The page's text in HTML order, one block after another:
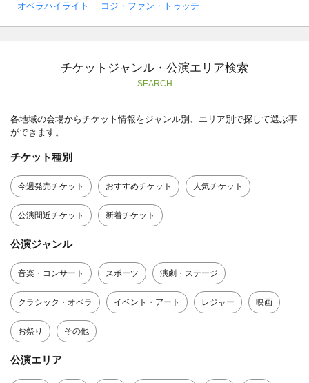
オペラハイライト コジ・ファン・トゥッテ
チケットジャンル・公演エリア検索
SEARCH
各地域の会場からチケット情報をジャンル別、エリア別で探して選ぶ事
ができます。
チケット種別
今週発売チケット おすすめチケット 人気チケット
公演間近チケット 新着チケット
公演ジャンル
音楽・コンサート スポーツ 演劇・ステージ
クラシック・オペラ イベント・アート レジャー 映画
お祭り その他
公演エリア